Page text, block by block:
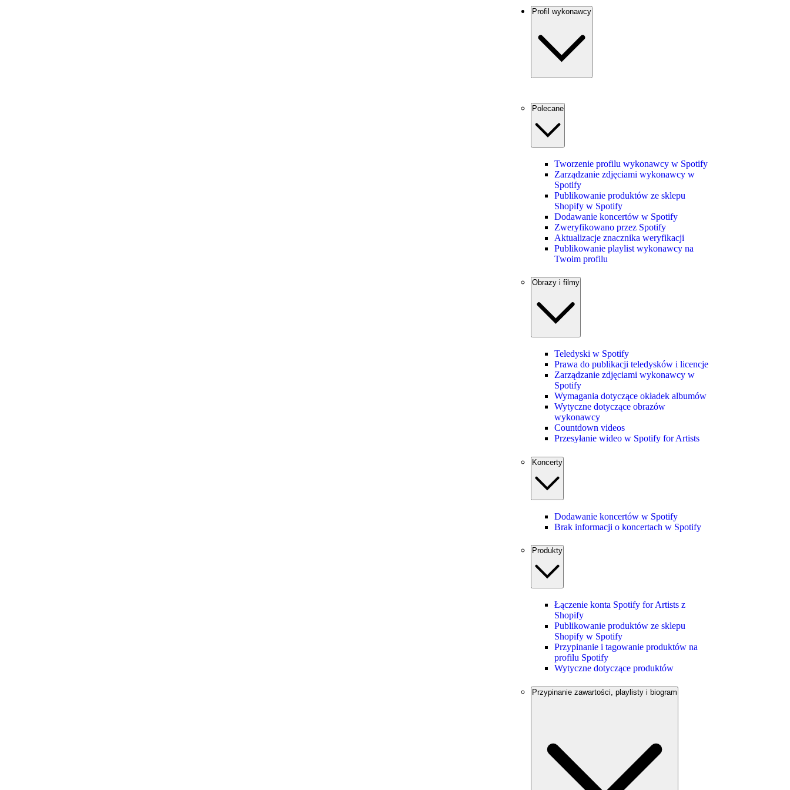
Profil wykonawcy
Polecane
Tworzenie profilu wykonawcy w Spotify
Zarządzanie zdjęciami wykonawcy w
Spotify
Publikowanie produktów ze sklepu
Shopify w Spotify
Dodawanie koncertów w Spotify
Zweryfikowano przez Spotify
Aktualizacje znacznika weryfikacji
Publikowanie playlist wykonawcy na
Twoim profilu
Obrazy i filmy
Teledyski w Spotify
Prawa do publikacji teledysków i licencje
Zarządzanie zdjęciami wykonawcy w
Spotify
Wymagania dotyczące okładek albumów
Wytyczne dotyczące obrazów
wykonawcy
Countdown videos
Przesyłanie wideo w Spotify for Artists
Koncerty
Dodawanie koncertów w Spotify
Brak informacji o koncertach w Spotify
Produkty
Łączenie konta Spotify for Artists z
Shopify
Publikowanie produktów ze sklepu
Shopify w Spotify
Przypinanie i tagowanie produktów na
profilu Spotify
Wytyczne dotyczące produktów
Przypinanie zawartości, playlisty i biogram